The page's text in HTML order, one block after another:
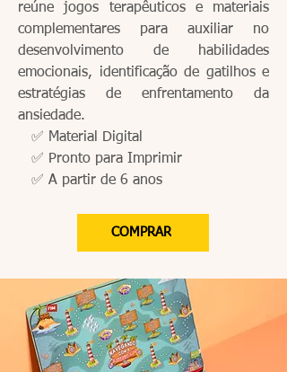
reúne jogos terapêuticos e materiais
complementares para auxiliar no
desenvolvimento de habilidades
emocionais, identificação de gatilhos e
estratégias de enfrentamento da
ansiedade.
✅ Material Digital
✅ Pronto para Imprimir
✅ A partir de 6 anos
COMPRAR